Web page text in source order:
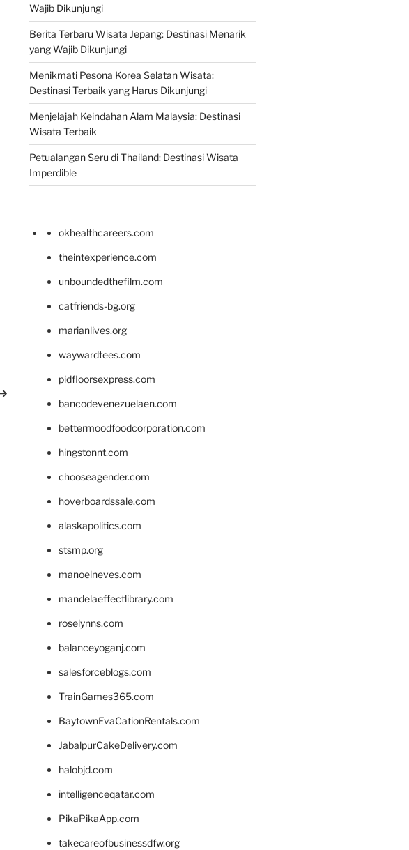
Wajib Dikunjungi
Berita Terbaru Wisata Jepang: Destinasi Menarik
yang Wajib Dikunjungi
Menikmati Pesona Korea Selatan Wisata:
Destinasi Terbaik yang Harus Dikunjungi
Menjelajah Keindahan Alam Malaysia: Destinasi
Wisata Terbaik
Petualangan Seru di Thailand: Destinasi Wisata
Imperdible
okhealthcareers.com
theintexperience.com
unboundedthefilm.com
catfriends-bg.org
marianlives.org
waywardtees.com
pidfloorsexpress.com
bancodevenezuelaen.com
bettermoodfoodcorporation.com
hingstonnt.com
chooseagender.com
hoverboardssale.com
alaskapolitics.com
stsmp.org
manoelneves.com
mandelaeffectlibrary.com
roselynns.com
balanceyoganj.com
salesforceblogs.com
TrainGames365.com
BaytownEvaCationRentals.com
JabalpurCakeDelivery.com
halobjd.com
intelligenceqatar.com
PikaPikaApp.com
takecareofbusinessdfw.org